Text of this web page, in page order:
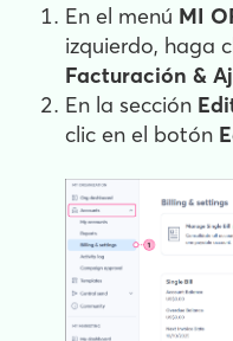
En el menú MI
izquierdo, haga
Facturación &
En la sección
clic en el botón